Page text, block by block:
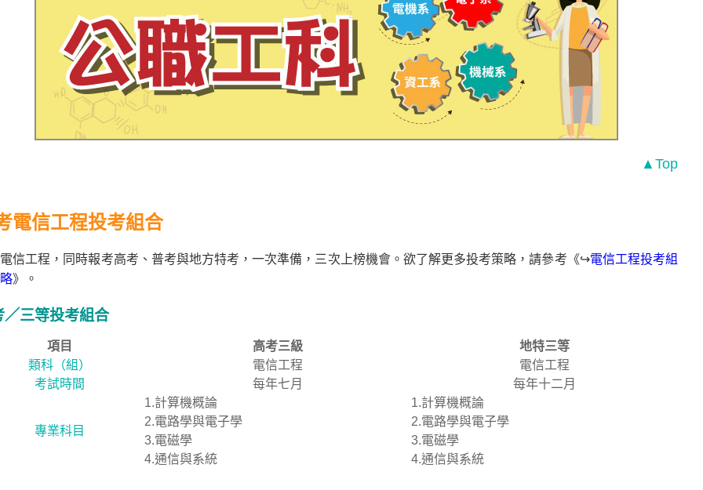
▲Top
電信工程投考組合
信工程，同時報考高考、普考與地方特考，一次準備，三次上榜機會。欲了解更多投考策略，請參考《↪電信工程投考組
》。
／三等投考組合
項目 高考三級
地特三等
類科（組）
電信工程
電信工程
考試時間
每年七月 每年十二月
專業科目
1.計算機概論
2.電路學與電子學
3.電磁學
4.通信與系統
1.計算機概論
2.電路學與電子學
3.電磁學
4.通信與系統